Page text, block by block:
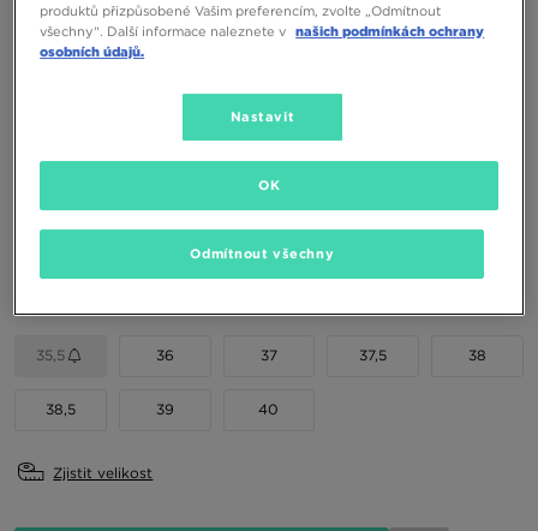
NEW BALANCE 9060
35,5 36 37 37,5 38
38,5 39 40
Zjistit velikost
produktů přizpůsobené Vašim preferencím, zvolte „Odmítnout
všechny“. Další informace naleznete v našich podmínkách ochrany
osobních údajů.
Nastavit
Odmítnout všechny
OK